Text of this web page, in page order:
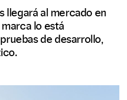
llegará al mercado en
lo está
de desarrollo,